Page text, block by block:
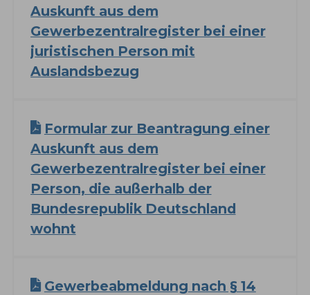
Auskunft aus dem
Gewerbezentralregister bei einer
juristischen Person mit
Auslandsbezug
Formular zur Beantragung einer
Auskunft aus dem
Gewerbezentralregister bei einer
Person, die außerhalb der
Bundesrepublik Deutschland
wohnt
Gewerbeabmeldung nach § 14